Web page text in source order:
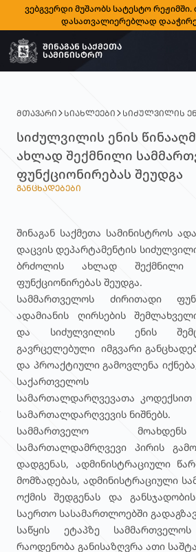
ვებგვერდი მუშაობს სატესტო
დასათვალიერებლად
ᲨᲘᲜᲐᲒᲐᲜ ᲡᲐᲥᲛᲔᲗᲐ
ᲡᲐᲛᲘᲜᲘᲡᲢᲠᲝ
ᲛᲗᲐᲕᲐᲠᲘ ᲡᲘᲐᲮᲚᲔᲔᲑᲘ
ᲡᲘᲫᲣᲚᲕᲘᲚᲘᲡ
ᲡᲐᲛᲛᲐᲠᲗᲕᲔᲚᲝ
ᲨᲔᲣᲓᲒᲐ
სიძულვილის ენის
ახლად შექმნილი
ფუნქციონირებას შეუდგა
ᲒᲐᲜᲪᲮᲐᲓᲔᲑᲔᲑᲘ
შინაგან საქმეთა სამინისტროს
დაცვის დეპარტამენტის
ბრძოლის ახლად
ფუნქციონირებას შეუდგა.
სამმართველოს ძირითადი
ადამიანის ღირსების
და სიძულვილის ენის
გავრცელებული იმგვარი
და პროაქტიული გამოვლენა
საქართველოს
სამართალდარღვევათა კოდექსით
სამართალდარღვევის ნიშნებს.
სამმართველო
სამართალდამრღვევი პირის
დადგენას, ადმინისტრაციული
მომზადებას, ადმინისტრაციული
ოქმის შედგენას და
საერთო სასამართლოებში
საწყის ეტაპზე
რაოდენობა განისაზღვრა ათი